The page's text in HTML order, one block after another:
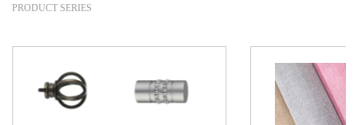
PRODUCT SERIES